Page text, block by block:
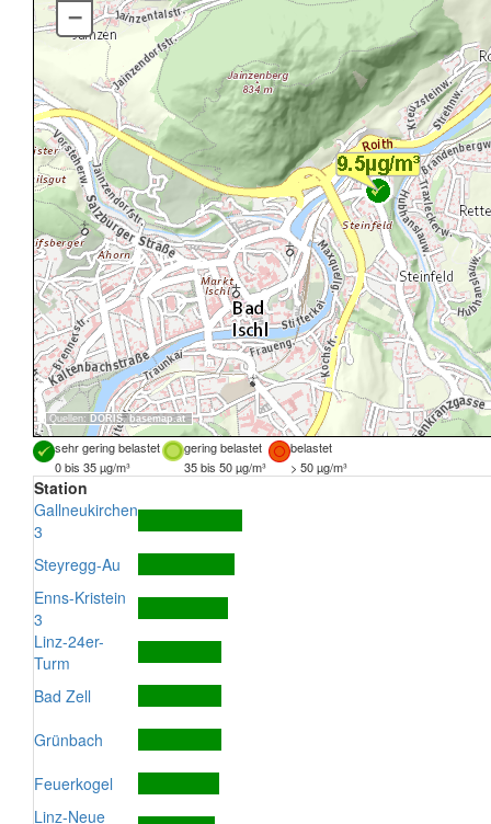
Quellen: DORIS, basemap.at
–
sehr gering belastet gering belastet
belastet
0 bis 35 µg/m³
35 bis 50 µg/m³ > 50 µg/m³
Station
Gallneukirchen
3
Steyregg-Au
Enns-Kristein
3
Linz-24er-
Turm
Bad Zell
Grünbach
Feuerkogel
Linz-Neue